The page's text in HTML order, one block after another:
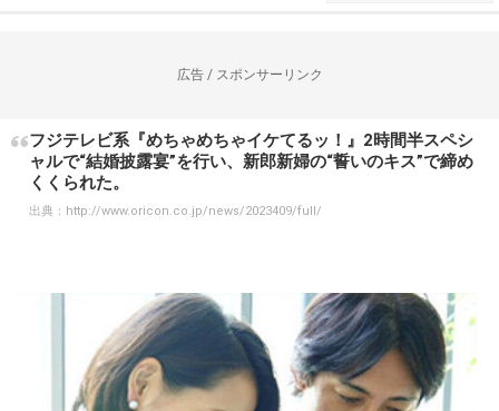
広告 / スポンサーリンク
フジテレビ系『めちゃめちゃイケてるッ！』2時間半スペシ
ャルで“結婚披露宴”を行い、新郎新婦の“誓いのキス”で締め
くくられた。
出典： http://www.oricon.co.jp/news/2023409/full/